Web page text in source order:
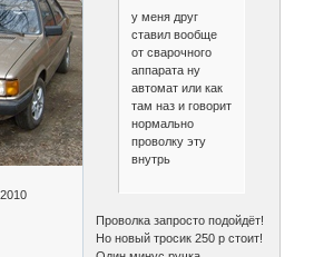
у меня друг
ставил вообще
от сварочного
аппарата ну
автомат или как
там наз и говорит
нормально
проволку эту
внутрь
Проволка запросто подойдёт!
Но новый тросик 250 р стоит!